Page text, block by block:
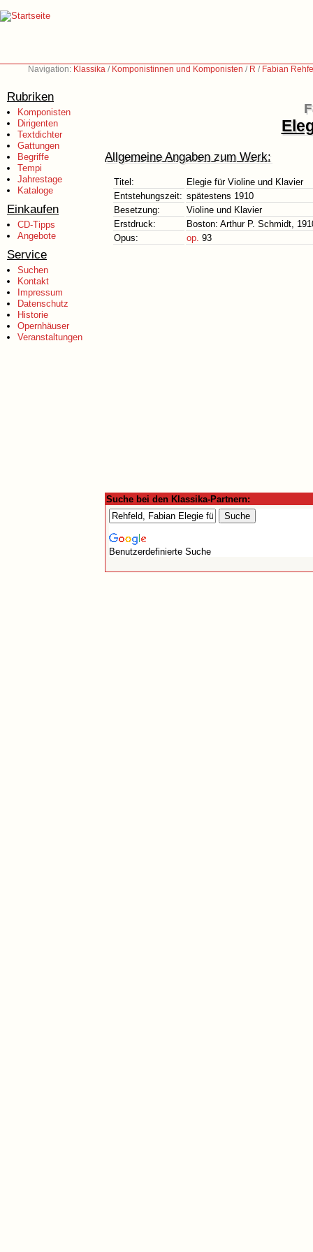
Navigation: Klassika / Komponistinnen und Komponisten / R / Fabian
Rubriken
Komponisten
Dirigenten
Textdichter
Gattungen
Begriffe
Tempi
Jahrestage
Kataloge
Einkaufen
CD-Tipps
Angebote
Service
Suchen
Kontakt
Impressum
Datenschutz
Historie
Opernhäuser
Veranstaltungen
Allgemeine Angaben zum Werk:
Titel:
Elegie für Violine und Klavier
Entstehungszeit: spätestens 1910
Besetzung:
Violine und Klavier
Erstdruck:
Boston: Arthur P. Schmidt,
Opus:
op. 93
Suche bei den Klassika-Partnern:
Benutzerdefinierte Suche